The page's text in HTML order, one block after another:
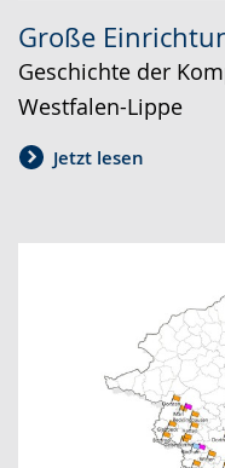
Große
Geschichte der
Westfalen-Lippe
Jetzt lesen